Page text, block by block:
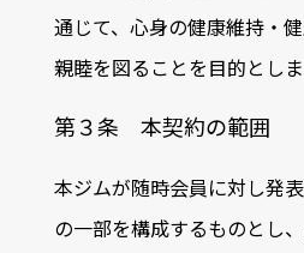
通じて、心身の健康維持・
親睦を図ることを目的としま
第３条 本契約の範囲
本ジムが随時会員に対し発
の一部を構成するものとし